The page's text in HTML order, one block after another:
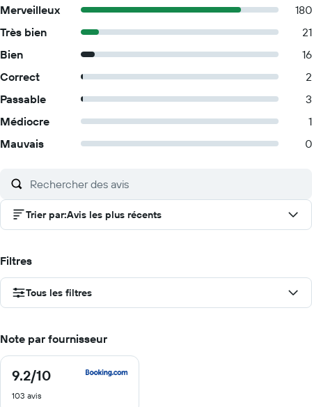
Merveilleux
180
Très bien
21
Bien
16
Correct
2
Passable
3
Médiocre
1
Mauvais
0
Trier par:Avis les plus récents
Filtres
Tous les filtres
Note par fournisseur
9.2/10
9.2
10
103 avis